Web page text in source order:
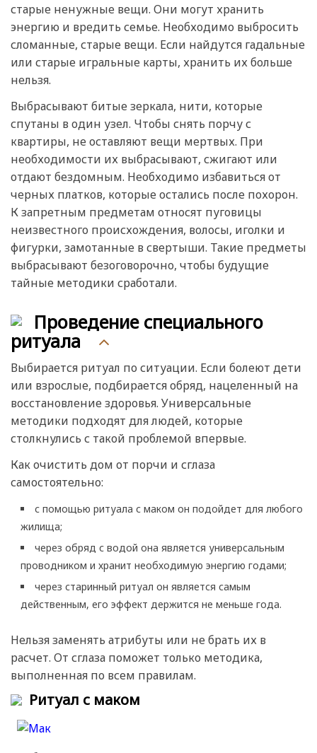
старые ненужные вещи. Они могут хранить
энергию и вредить семье. Необходимо выбросить
сломанные, старые вещи. Если найдутся гадальные
или старые игральные карты, хранить их больше
нельзя.
Выбрасывают битые зеркала, нити, которые
спутаны в один узел. Чтобы снять порчу с
квартиры, не оставляют вещи мертвых. При
необходимости их выбрасывают, сжигают или
отдают бездомным. Необходимо избавиться от
черных платков, которые остались после похорон.
К запретным предметам относят пуговицы
неизвестного происхождения, волосы, иголки и
фигурки, замотанные в свертыши. Такие предметы
выбрасывают безоговорочно, чтобы будущие
тайные методики сработали.
Проведение специального
ритуала
Выбирается ритуал по ситуации. Если болеют дети
или взрослые, подбирается обряд, нацеленный на
восстановление здоровья. Универсальные
методики подходят для людей, которые
столкнулись с такой проблемой впервые.
Как очистить дом от порчи и сглаза
самостоятельно:
с помощью ритуала с маком он подойдет для любого
жилища;
через обряд с водой она является универсальным
проводником и хранит необходимую энергию годами;
через старинный ритуал он является самым
действенным, его эффект держится не меньше года.
Нельзя заменять атрибуты или не брать их в
расчет. От сглаза поможет только методика,
выполненная по всем правилам.
Ритуал с маком